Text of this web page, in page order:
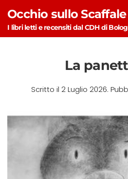
Skip to main content
Occhio sullo Scaffale
I libri letti e recensiti dal CDH di
La
Scritto il 2 Luglio 2026.